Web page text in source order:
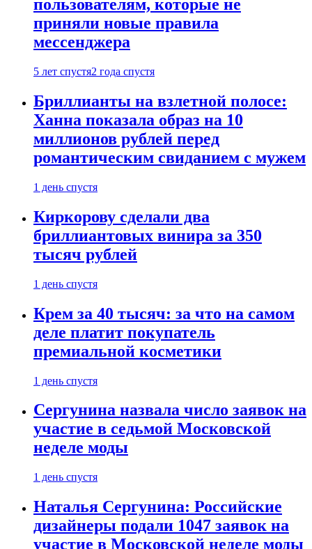
пользователям, которые не
приняли новые правила
мессенджера
5 лет спустя2 года спустя
Бриллианты на взлетной полосе:
Ханна показала образ на 10
миллионов рублей перед
романтическим свиданием с мужем
1 день спустя
Киркорову сделали два
бриллиантовых винира за 350
тысяч рублей
1 день спустя
Крем за 40 тысяч: за что на самом
деле платит покупатель
премиальной косметики
1 день спустя
Сергунина назвала число заявок на
участие в седьмой Московской
неделе моды
1 день спустя
Наталья Сергунина: Российские
дизайнеры подали 1047 заявок на
участие в Московской неделе моды